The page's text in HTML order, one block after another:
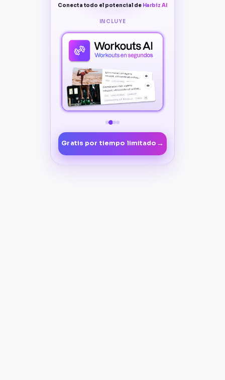
Conecta todo el potencial de Harbiz AI
INCLUYE
Gratis por tiempo limitado →